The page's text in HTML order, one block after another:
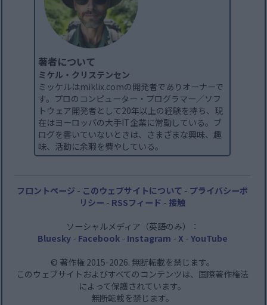
著者について
ミケル・クリステンセン
ミッケルはmiklix.comの開発者でありオーナーで
す。プロのコンピューター・プログラマー／ソフ
トウェア開発者として20年以上の経験を持ち、現
在はヨーロッパの大手IT企業に常勤している。ブ
ログを書いていないときは、さまざまな興味、趣
味、活動に余暇を費やしている。
フロントページ - このウェブサイトについて - プライバシーポ
リシー - RSSフィード - 接触
ソーシャルメディア（英語のみ）：
Bluesky- Facebook- Instagram - X - YouTube
© 著作権 2015-2026. 無断転載を禁じます。
このウェブサイトおよびすべてのコンテンツは、国際著作権法
によって保護されています。
無断転載を禁じます。